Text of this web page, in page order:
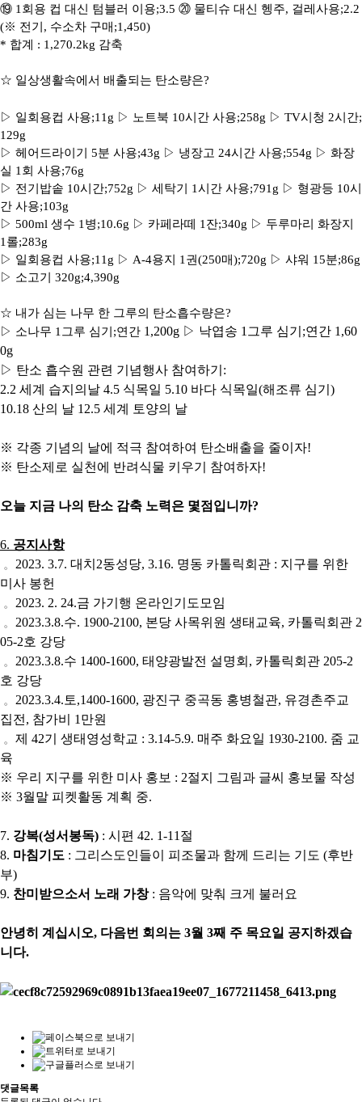
⑲ 1 회용 컵 대신 텀블러 이용;3.5 ⑳ 물티슈 대신 헹주, 걸레사용;2.2
(※ 전기 , 수소차 구매 ;1,450)
* 합계 : 1,270.2kg 감축
☆ 일상생활속에서 배출되는 탄소량은?
▷ 일회용컵 사용;11g ▷ 노트북 10시간 사용;258g ▷ TV시청 2시간;
129g
▷ 헤어드라이기 5분 사용;43g ▷ 냉장고 24시간 사용;554g ▷ 화장
실 1 회 사용;76g
▷ 전기밥솥 10시간;752g ▷ 세탁기 1시간 사용;791g ▷ 형광등 10시
간 사용;103g
▷ 500ml 생수 1 병;10.6g ▷ 카페라떼 1 잔;340g ▷ 두루마리 화장지
1 롤;283g
▷ 일회용컵 사용;11g ▷ A-4용지 1 권(250매);720g ▷ 샤워 15분;86g
▷ 소고기 320g;4,390g
☆ 내가 심는 나무 한 그루의 탄소흡수량은?
▷ 소나무 1 그루 심기 ;연간 1,200g ▷ 낙엽송 1 그루 심기 ;연간 1,60
0g
▷ 탄소 흡수원 관련 기념행사 참여하기:
2.2 세계 습지의날 4.5 식목일 5.10 바다 식목일(해조류 심기 )
10.18 산의 날 12.5 세계 토양의 날
※ 각종 기념의 날에 적극 참여하여 탄소배출을 줄이자!
※ 탄소제로 실천에 반려식물 키우기 참여하자!
오늘 지금 나의 탄소 감축 노력은 몇점입니까?
6. 공지사항
。 2023. 3.7. 대치 2동성당, 3.16. 명동 카톨릭회관 : 지구를 위한
미사 봉헌
。 2023. 2. 24.금 가기행 온라인기도모임
。 2023.3.8.수. 1900-2100, 본당 사목위원 생태교육, 카톨릭회관 2
05-2호 강당
。 2023.3.8.수 1400-1600, 태양광발전 설명회 , 카톨릭회관 205-2
호 강당
。 2023.3.4. 토,1400-1600, 광진구 중곡동 홍병철관, 유경촌주교
집전 , 참가비 1 만원
。 제 42기 생태영성학교 : 3.14-5.9. 매주 화요일 1930-2100. 줌 교
육
※ 우리 지구를 위한 미사 홍보 : 2절지 그림과 글씨 홍보물 작성
※ 3월말 피켓활동 계획 중.
7. 강복(성서봉독) : 시편 42. 1-11 절
8. 마침기도 : 그리스도인들이 피조물과 함께 드리는 기도 (후반
부)
9. 찬미받으소서 노래 가창 : 음악에 맞춰 크게 불러요
안녕히 계십시오, 다음번 회의는 3월 3째 주 목요일 공지하겠습
니다.
댓글목록